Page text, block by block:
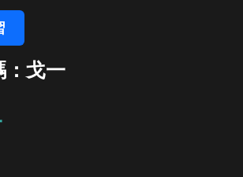
：戈一